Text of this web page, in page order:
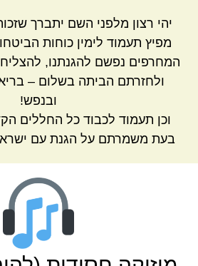
יהי רצון מלפני השם יתברך
מפיץ תעמוד לימין כוחות
המחרפים נפשם להגנתנו,
ולחזרתם הביתה בשלום –
ובנפש!
וכן תעמוד לכבוד כל החללים
בעת משמרתם על הגנת עם